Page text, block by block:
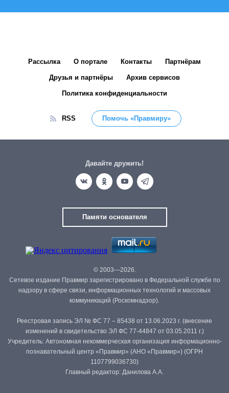
Рассылка О портале Контакты Партнёрам
Друзья и партнёры Архив сервисов
Политика конфиденциальности
RSS Помочь «Правмиру»
Давайте дружить!
Памяти основателя
© 2003—2026.
Сетевое издание Правмир зарегистрировано в Федеральной службе по
надзору в сфере связи, информационных технологий и массовых
коммуникаций (Роскомнадзор).
Реестровая запись ЭЛ № ФС 77 – 85438 от 13.06.2023 г. (внесение
изменений в свидетельство ЭЛ ФС 77-44847 от 03.05.2011 г.)
Учредитель: Автономная некоммерческая организация информационно-
познавательный центр «Правмир» (АНО «Правмир») (ОГРН
1107799036730)
Главный редактор: Данилова А.А.